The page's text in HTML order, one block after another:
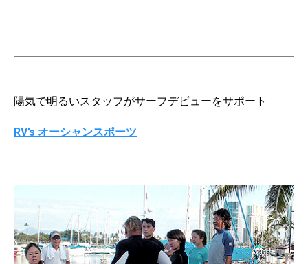
陽気で明るいスタッフがサーフデビューをサポート
RV’s オーシャンスポーツ